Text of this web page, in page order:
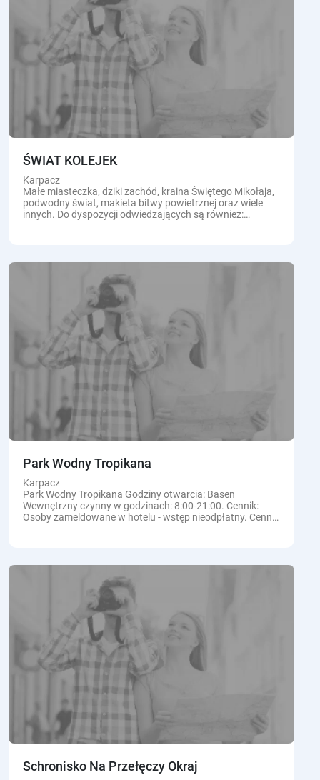
ŚWIAT KOLEJEK
Karpacz
Małe miasteczka, dziki zachód, kraina Świętego Mikołaja,
podwodny świat, makieta bitwy powietrznej oraz wiele
innych. Do dyspozycji odwiedzających są również:
Park Wodny Tropikana
Karpacz
Park Wodny Tropikana Godziny otwarcia: Basen
Wewnętrzny czynny w godzinach: 8:00-21:00. Cennik:
Osoby zameldowane w hotelu - wstęp nieodpłatny. Cennik
Schronisko Na Przełęczy Okraj